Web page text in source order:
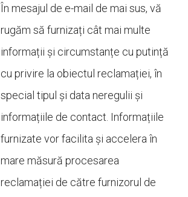
În mesajul de e-mail de mai sus, vă
rugăm să furnizați cât mai multe
informații și circumstanțe cu putință
cu privire la obiectul reclamației, în
special tipul și data neregulii și
informațiile de contact. Informațiile
furnizate vor facilita și accelera în
mare măsură procesarea
reclamației de către furnizorul de